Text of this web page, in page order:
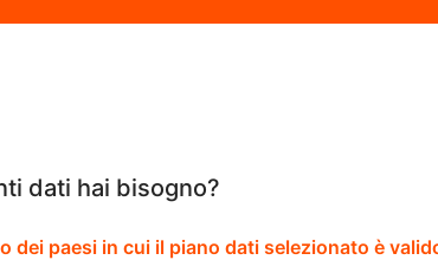
dati hai bisogno?
dei paesi in cui il piano dati selezionato è